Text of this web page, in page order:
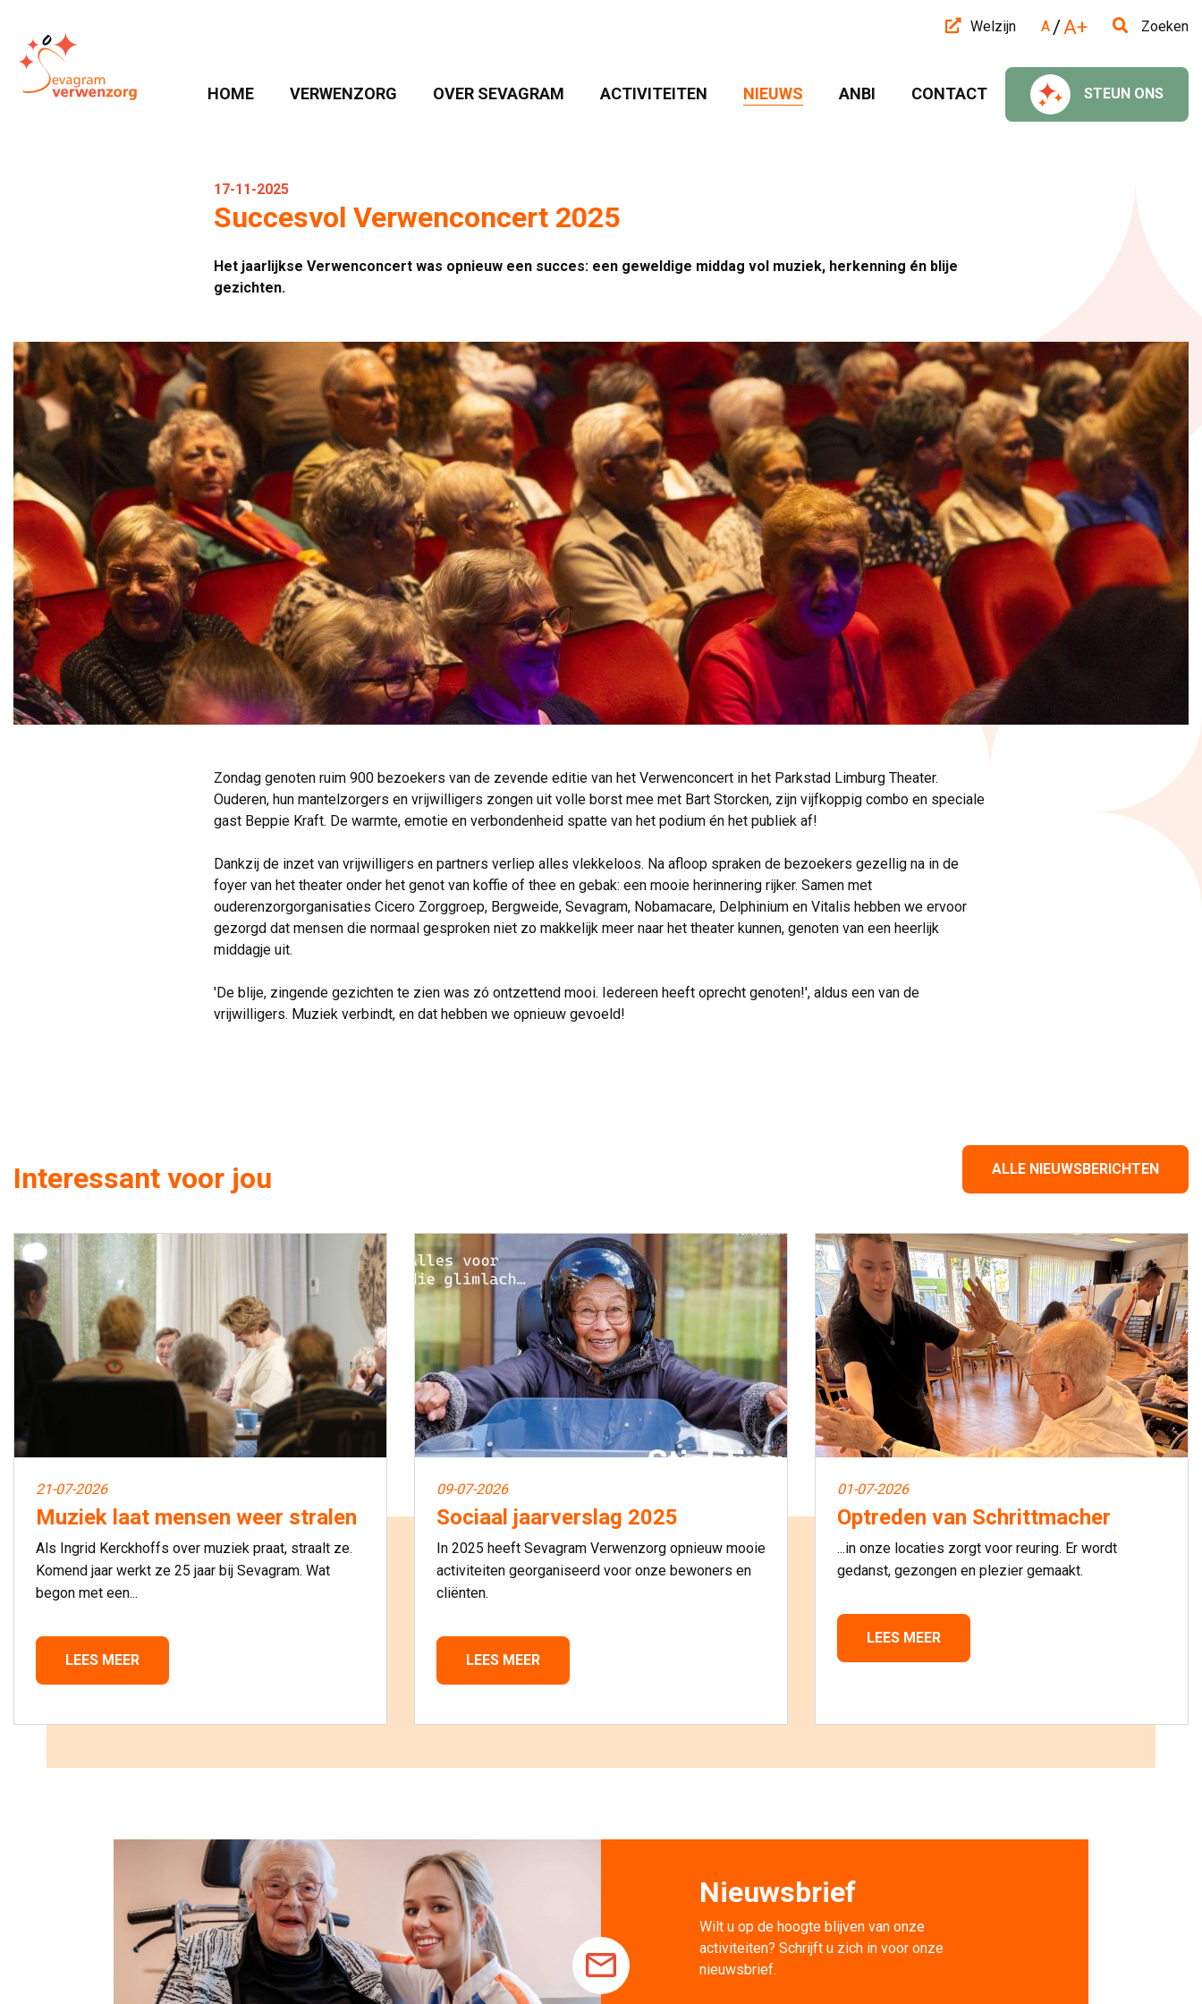
Welzijn A /A+ Zoeken
HOME VERWENZORG OVER SEVAGRAM ACTIVITEITEN NIEUWS ANBI CONTACT STEUN ONS
17-11-2025
Succesvol Verwenconcert 2025
Het jaarlijkse Verwenconcert was opnieuw een succes: een geweldige middag vol muziek, herkenning én blije
gezichten.
Zondag genoten ruim 900 bezoekers van de zevende editie van het Verwenconcert in het Parkstad Limburg Theater.
Ouderen, hun mantelzorgers en vrijwilligers zongen uit volle borst mee met Bart Storcken, zijn vijfkoppig combo en speciale
gast Beppie Kraft. De warmte, emotie en verbondenheid spatte van het podium én het publiek af!
Dankzij de inzet van vrijwilligers en partners verliep alles vlekkeloos. Na afloop spraken de bezoekers gezellig na in de
foyer van het theater onder het genot van koffie of thee en gebak: een mooie herinnering rijker. Samen met
ouderenzorgorganisaties Cicero Zorggroep, Bergweide, Sevagram, Nobamacare, Delphinium en Vitalis hebben we ervoor
gezorgd dat mensen die normaal gesproken niet zo makkelijk meer naar het theater kunnen, genoten van een heerlijk
middagje uit.
'De blije, zingende gezichten te zien was zó ontzettend mooi. Iedereen heeft oprecht genoten!', aldus een van de
vrijwilligers. Muziek verbindt, en dat hebben we opnieuw gevoeld!
Interessant voor jou ALLE NIEUWSBERICHTEN
21-07-2026
Muziek laat mensen weer stralen
Als Ingrid Kerckhoffs over muziek praat, straalt ze.
Komend jaar werkt ze 25 jaar bij Sevagram. Wat
begon met een...
LEES MEER
09-07-2026
Sociaal jaarverslag 2025
In 2025 heeft Sevagram Verwenzorg opnieuw mooie
activiteiten georganiseerd voor onze bewoners en
cliënten.
LEES MEER
01-07-2026
Optreden van Schrittmacher
...in onze locaties zorgt voor reuring. Er wordt
gedanst, gezongen en plezier gemaakt.
LEES MEER
Nieuwsbrief
Wilt u op de hoogte blijven van onze
activiteiten? Schrijft u zich in voor onze
nieuwsbrief.